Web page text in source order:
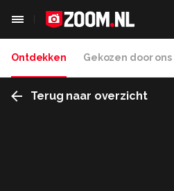
Ontdekken Gekozen door ons
Terug naar overzicht